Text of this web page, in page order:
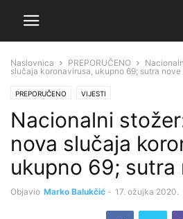
Naslovnica PREPORUČENO
slučaja koronavirusa, ukupno 69; sutra nove
PREPORUČENO VIJESTI
Nacionalni
nova slučaja
ukupno 69; sutra
Objavio Marko Balukčić - 17. ožujka 2020.